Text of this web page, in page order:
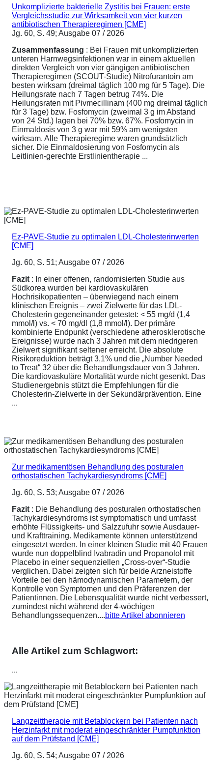
Unkomplizierte bakterielle Zystitis bei Frauen: erste
Vergleichsstudie zur Wirksamkeit von vier kurzen
antibiotischen Therapieregimen [CME]
Jg. 60, S. 49; Ausgabe 07 / 2026
Zusammenfassung : Bei Frauen mit unkomplizierten
unteren Harnwegsinfektionen war in einem aktuellen
direkten Vergleich von vier gängigen antibiotischen
Therapieregimen (SCOUT-Studie) Nitrofurantoin am
besten wirksam (dreimal täglich 100 mg für 5 Tage). Die
Heilungsrate nach 7 Tagen betrug 74%. Die
Heilungsraten mit Pivmecillinam (400 mg dreimal täglich
für 3 Tage) bzw. Fosfomycin (zweimal 3 g im Abstand
von 24 Std.) lagen bei 70% bzw. 67%. Fosfomycin in
Einmaldosis von 3 g war mit 59% am wenigsten
wirksam. Alle Therapieregime waren grundsätzlich
sicher. Die Einmaldosierung von Fosfomycin als
Leitlinien-gerechte Erstlinientherapie ...
Ez-PAVE-Studie zu optimalen LDL-Cholesterinwerten
[CME]
Jg. 60, S. 51; Ausgabe 07 / 2026
Fazit : In einer offenen, randomisierten Studie aus
Südkorea wurden bei kardiovaskulären
Hochrisikopatienten – überwiegend nach einem
klinischen Ereignis – zwei Zielwerte für das LDL-
Cholesterin gegeneinander getestet: < 55 mg/d (1,4
mmol/l) vs. < 70 mg/dl (1,8 mmol/l). Der primäre
kombinierte Endpunkt (verschiedene atherosklerotische
Ereignisse) wurde nach 3 Jahren mit dem niedrigeren
Zielwert signifikant seltener erreicht. Die absolute
Risikoreduktion beträgt 3,1% und die „Number Needed
to Treat“ 32 über die Behandlungsdauer von 3 Jahren.
Die kardiovaskuläre Mortalität wurde nicht gesenkt. Das
Studienergebnis stützt die Empfehlungen für die
Cholesterin-Zielwerte in der Sekundärprävention. Eine
...
Zur medikamentösen Behandlung des posturalen
orthostatischen Tachykardiesyndroms [CME]
Jg. 60, S. 53; Ausgabe 07 / 2026
Fazit : Die Behandlung des posturalen orthostatischen
Tachykardiesyndroms ist symptomatisch und umfasst
erhöhte Flüssigkeits- und Salzzufuhr sowie Ausdauer-
und Krafttraining. Medikamente können unterstützend
eingesetzt werden. In einer kleinen Studie mit 40 Frauen
wurde nun doppelblind Ivabradin und Propanolol mit
Placebo in einer sequenziellen „Cross-over“-Studie
verglichen. Dabei zeigten sich für beide Arzneistoffe
Vorteile bei den hämodynamischen Parametern, der
Kontrolle von Symptomen und den Präferenzen der
Patientinnen. Die Lebensqualität wurde nicht verbessert,
zumindest nicht während der 4-wöchigen
Behandlungssequenzen....bitte Artikel abonnieren
Alle Artikel zum Schlagwort:
...
Langzeittherapie mit Betablockern bei Patienten nach
Herzinfarkt mit moderat eingeschränkter Pumpfunktion
auf dem Prüfstand [CME]
Jg. 60, S. 54; Ausgabe 07 / 2026